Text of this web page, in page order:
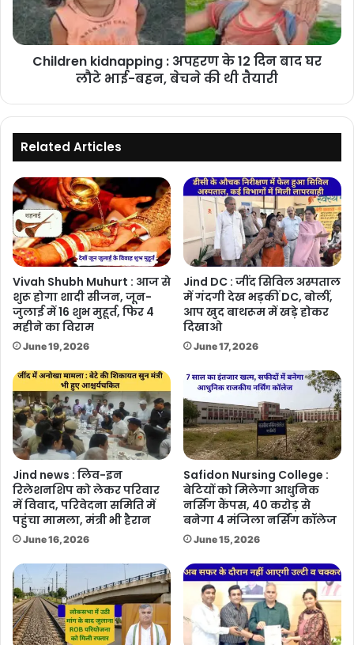
दिन
बाद
घर
तैयारी
Children kidnapping : अपहरण के 12 दिन बाद घर
लौटे भाई-बहन, बेचने की थी तैयारी
Related Articles
Vivah Shubh Muhurt : आज से
शुरू होगा शादी सीजन, जून-
जुलाई में 16 शुभ मुहूर्त, फिर 4
महीने का विराम
June 19, 2026
Jind DC : जींद सिविल अस्पताल
में गंदगी देख भड़कीं DC, बोलीं,
आप खुद बाथरूम में खड़े होकर
दिखाओ
June 17, 2026
Jind news : लिव-इन
रिलेशनशिप को लेकर परिवार
में विवाद, परिवेदना समिति में
पहुंचा मामला, मंत्री भी हैरान
June 16, 2026
Safidon Nursing College :
बेटियों को मिलेगा आधुनिक
नर्सिंग कैंपस, 40 करोड़ से
बनेगा 4 मंजिला नर्सिंग कॉलेज
June 15, 2026